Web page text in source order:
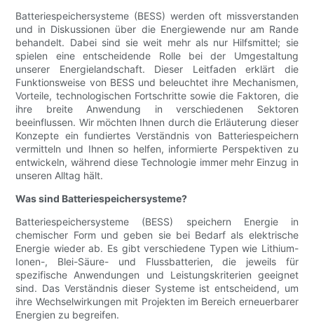
Batteriespeichersysteme (BESS) werden oft missverstanden
und in Diskussionen über die Energiewende nur am Rande
behandelt. Dabei sind sie weit mehr als nur Hilfsmittel; sie
spielen eine entscheidende Rolle bei der Umgestaltung
unserer Energielandschaft. Dieser Leitfaden erklärt die
Funktionsweise von BESS und beleuchtet ihre Mechanismen,
Vorteile, technologischen Fortschritte sowie die Faktoren, die
ihre breite Anwendung in verschiedenen Sektoren
beeinflussen. Wir möchten Ihnen durch die Erläuterung dieser
Konzepte ein fundiertes Verständnis von Batteriespeichern
vermitteln und Ihnen so helfen, informierte Perspektiven zu
entwickeln, während diese Technologie immer mehr Einzug in
unseren Alltag hält.
Was sind Batteriespeichersysteme?
Batteriespeichersysteme (BESS) speichern Energie in
chemischer Form und geben sie bei Bedarf als elektrische
Energie wieder ab. Es gibt verschiedene Typen wie Lithium-
Ionen-, Blei-Säure- und Flussbatterien, die jeweils für
spezifische Anwendungen und Leistungskriterien geeignet
sind. Das Verständnis dieser Systeme ist entscheidend, um
ihre Wechselwirkungen mit Projekten im Bereich erneuerbarer
Energien zu begreifen.